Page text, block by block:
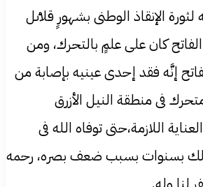
لثورة الإنقاذ الوطنی بشهورٍ قلاٸل
كان علی علمٍ بالتحرك، ومن
إنَّه فقد إحدی عينيه بإصابة من
فی منطقة النيل الأزرق
اللازمة،حتی توفاه الله فی
بسنوات بسبب ضعف بصره، رحمه